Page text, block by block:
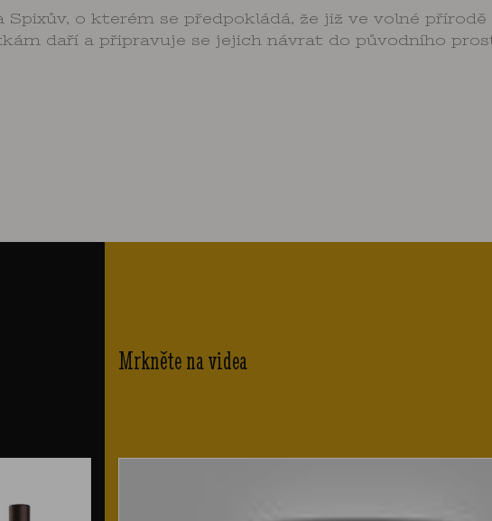
o kterém se předpokládá, že již ve volné přírodě
daří a připravuje se jejich návrat do původního
Mrkněte na videa